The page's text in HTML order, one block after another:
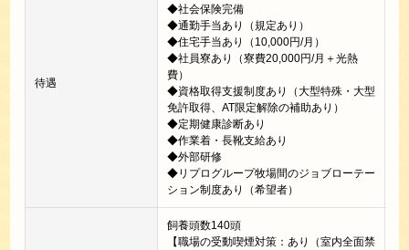
待遇
◆社会保険完備
◆通勤手当あり（規定あり）
◆住宅手当あり（10,000円/月）
◆社員寮あり（寮費20,000円/月＋光熱
費）
◆資格取得支援制度あり（大型特殊・大型
免許取得、AT限定解除の補助あり）
◆定期健康診断あり
◆作業着・長靴支給あり
◆外部研修
◆リプログループ牧場間のジョブローテー
ション制度あり（希望者）
飼養頭数140頭
【職場の受動喫煙対策：あり（室内全面禁